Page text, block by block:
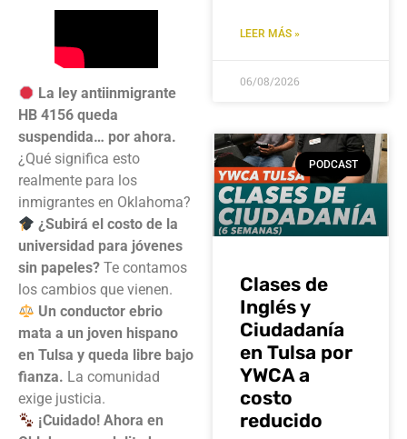
La ley antiinmigrante
HB 4156 queda
suspendida… por ahora.
¿Qué significa esto
realmente para los
inmigrantes en Oklahoma?
¿Subirá el costo de la
universidad para jóvenes
sin papeles? Te contamos
los cambios que vienen.
Un conductor ebrio
mata a un joven hispano
en Tulsa y queda libre bajo
fianza. La comunidad
exige justicia.
¡Cuidado! Ahora en
LEER MÁS »
06/08/2026
PODCAST
Clases de
Inglés y
Ciudadanía
en Tulsa por
YWCA a
costo
reducido